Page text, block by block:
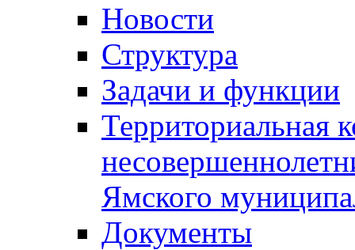
Новости
Структура
Задачи и функции
Территориальная
Ямского
Документы